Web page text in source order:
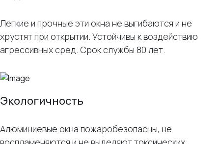
Легкие и прочные эти окна не выгибаются и не
хрустят при открытии. Устойчивы к воздействию
агрессивных сред. Срок службы 80 лет.
Экологичность
Алюминиевые окна пожаробезопасны, не